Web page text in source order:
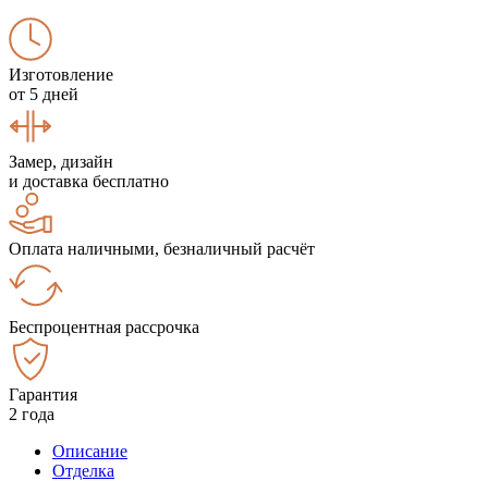
Изготовление
от 5 дней
Замер, дизайн
и доставка бесплатно
Оплата наличными, безналичный расчёт
Беспроцентная рассрочка
Гарантия
2 года
Описание
Отделка